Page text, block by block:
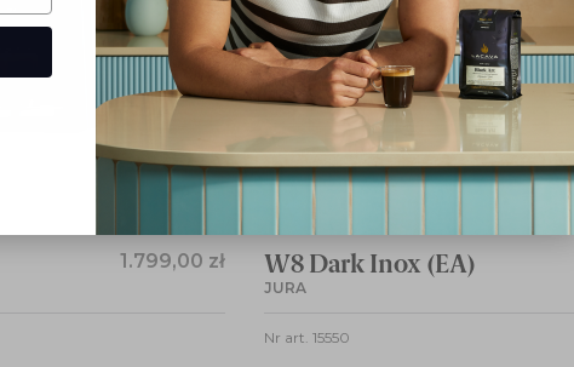
1.799,00 zł W8 Dark Inox (EA)
JURA
Nr art. 15550